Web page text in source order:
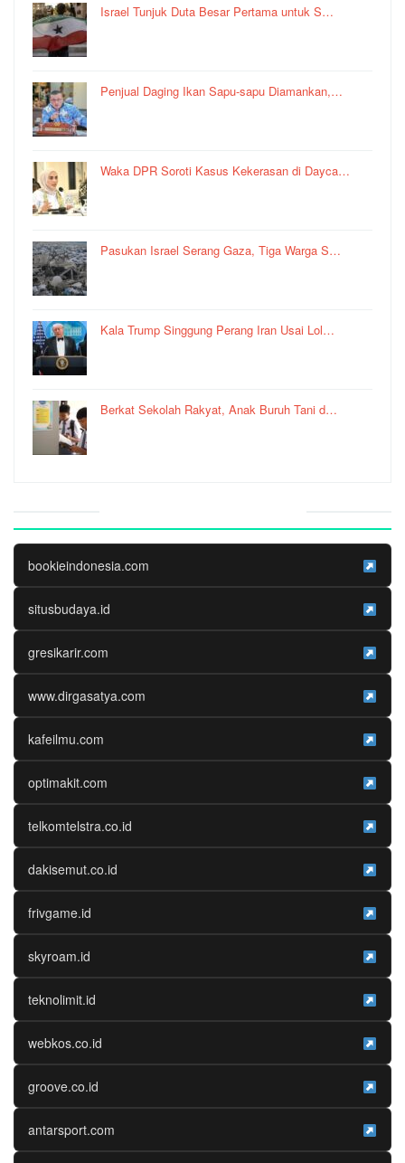
Israel Tunjuk Duta Besar Pertama untuk S…
Penjual Daging Ikan Sapu-sapu Diamankan,…
Waka DPR Soroti Kasus Kekerasan di Dayca…
Pasukan Israel Serang Gaza, Tiga Warga S…
Kala Trump Singgung Perang Iran Usai Lol…
Berkat Sekolah Rakyat, Anak Buruh Tani d…
bookieindonesia.com
situsbudaya.id
gresikarir.com
www.dirgasatya.com
kafeilmu.com
optimakit.com
telkomtelstra.co.id
dakisemut.co.id
frivgame.id
skyroam.id
teknolimit.id
webkos.co.id
groove.co.id
antarsport.com